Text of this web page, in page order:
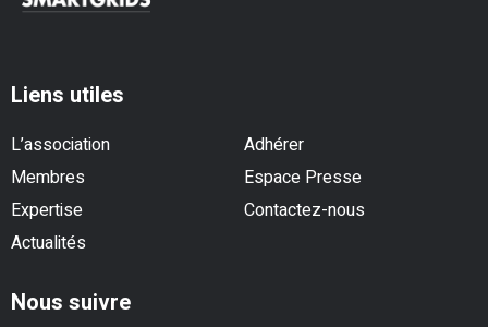
Liens utiles
L’association
Adhérer
Membres
Espace Presse
Expertise
Contactez-nous
Actualités
Nous suivre